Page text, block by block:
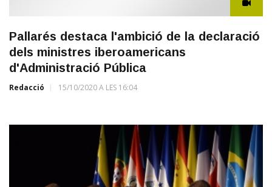
Pallarés destaca l'ambició de la declaració
dels ministres iberoamericans
d'Administració Pública
Redacció 15/10/2020 A LES 16:04